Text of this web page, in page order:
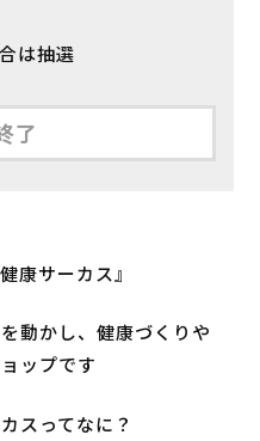
は抽選
了
康サーカス』
動かし、健康づくりや
ップです
スってなに？